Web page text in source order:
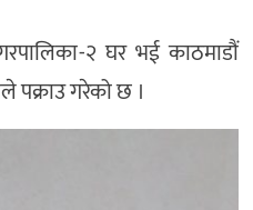
२ घर भई काठमाडौं
पक्राउ गरेको छ ।